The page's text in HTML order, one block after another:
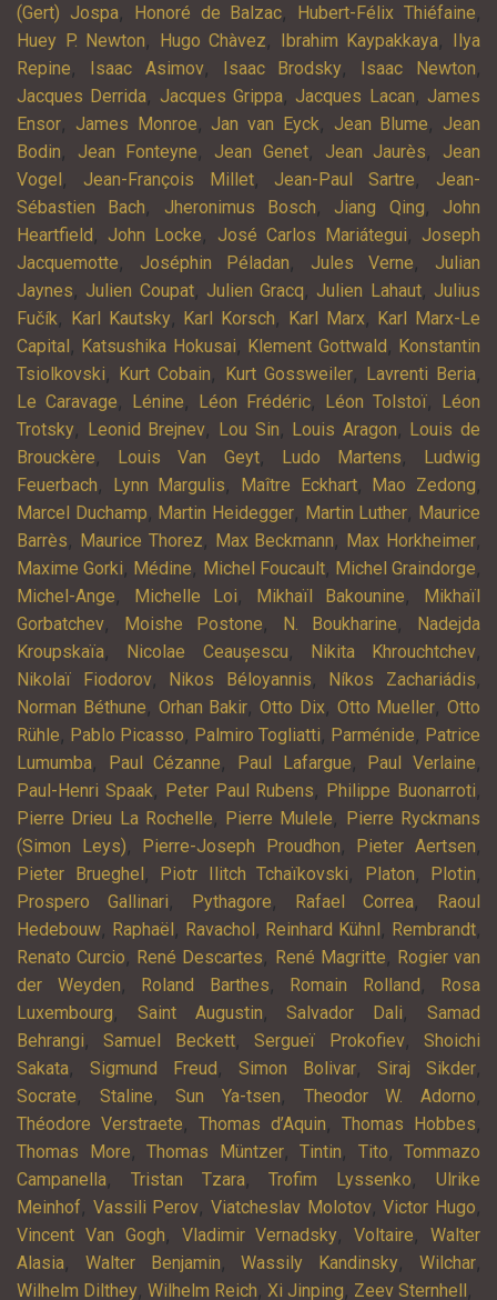
(Gert) Jospa, Honoré de Balzac, Hubert-Félix Thiéfaine,
Huey P. Newton, Hugo Chàvez, Ibrahim Kaypakkaya,
Ilya
Repine, Isaac Asimov, Isaac Brodsky, Isaac Newton,
Jacques Derrida, Jacques Grippa, Jacques Lacan, James
Ensor, James Monroe, Jan van Eyck, Jean Blume, Jean
Bodin, Jean Fonteyne, Jean Genet, Jean Jaurès, Jean
Vogel , Jean-François Millet, Jean-Paul Sartre, Jean-
Sébastien Bach, Jheronimus Bosch, Jiang Qing, John
Heartfield , John Locke, José Carlos Mariátegui, Joseph
Jacquemotte, Joséphin Péladan, Jules Verne, Julian
Jaynes, Julien Coupat, Julien Gracq, Julien Lahaut, Julius
Fučík, Karl Kautsky, Karl Korsch, Karl Marx, Karl Marx-Le
Capital , Katsushika Hokusai, Klement Gottwald , Konstantin
Tsiolkovski, Kurt Cobain, Kurt Gossweiler, Lavrenti Beria,
Le Caravage, Lénine, Léon Frédéric, Léon Tolstoï,
Léon
Trotsky, Leonid Brejnev, Lou Sin, Louis Aragon, Louis de
Brouckère, Louis Van Geyt, Ludo Martens,
Ludwig
Feuerbach, Lynn Margulis, Maître Eckhart, Mao Zedong,
Marcel Duchamp, Martin Heidegger, Martin Luther, Maurice
Barrès, Maurice Thorez, Max Beckmann, Max Horkheimer,
Maxime Gorki, Médine, Michel Foucault, Michel Graindorge,
Michel-Ange, Michelle Loi, Mikhaïl Bakounine,
Mikhaïl
Gorbatchev, Moishe Postone, N. Boukharine,
Nadejda
Kroupskaïa, Nicolae Ceaușescu, Nikita Khrouchtchev,
Nikolaï Fiodorov, Nikos Béloyannis, Níkos Zachariádis,
Norman Béthune, Orhan Bakir, Otto Dix, Otto Mueller, Otto
Rühle, Pablo Picasso, Palmiro Togliatti, Parménide, Patrice
Lumumba, Paul Cézanne, Paul Lafargue, Paul Verlaine,
Paul-Henri Spaak, Peter Paul Rubens, Philippe Buonarroti,
Pierre Drieu La Rochelle, Pierre Mulele,
Pierre Ryckmans
(Simon Leys), Pierre-Joseph Proudhon, Pieter Aertsen,
Pieter Brueghel , Piotr Ilitch Tchaïkovski, Platon, Plotin,
Prospero Gallinari, Pythagore, Rafael Correa,
Raoul
Hedebouw, Raphaël , Ravachol , Reinhard Kühnl , Rembrandt,
Renato Curcio, René Descartes, René Magritte, Rogier van
der Weyden, Roland Barthes, Romain Rolland ,
Rosa
Luxembourg, Saint Augustin,Salvador Dali,Samad
Behrangi,Samuel Beckett,Sergueï Prokofiev,Shoichi
Sakata, Sigmund Freud , Simon Bolivar, Siraj Sikder,
Socrate, Staline,Sun Ya-tsen, Theodor W. Adorno,
Théodore Verstraete, Thomas d’Aquin, Thomas Hobbes,
Thomas More, Thomas Müntzer, Tintin, Tito, Tommazo
Campanella, Tristan Tzara,Trofim Lyssenko,Ulrike
Meinhof, Vassili Perov,Viatcheslav Molotov,Victor Hugo,
Vincent Van Gogh, Vladimir Vernadsky,Voltaire,Walter
Alasia, Walter Benjamin,Wassily Kandinsky,Wilchar,
Wilhelm Dilthey, Wilhelm Reich, Xi Jinping, Zeev Sternhell ,